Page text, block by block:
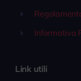
Informativa
Link utili